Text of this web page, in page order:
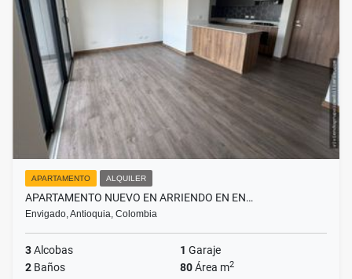
APARTAMENTO ALQUILER
APARTAMENTO NUEVO EN ARRIENDO EN EN…
Envigado, Antioquia, Colombia
3Alcobas 1 Garaje
2 Baños 80Área m2